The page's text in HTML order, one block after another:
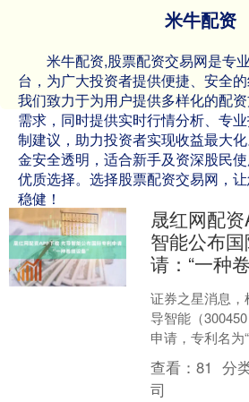
米牛配资
米牛配资,股票配资交易网是专
台，为广大投资者提供便捷、安全的
我们致力于为用户提供多样化的配
需求，同时提供实时行情分析、专
制建议，助力投资者实现收益最大
金安全透明，适合新手及资深股民
优质选择。选择股票配资交易网，
稳健！
晟红网配
智能公布
请：“一种
证券之星消息
导智能（
申请，专利名为
请号为PCT/
查看：81 分
司